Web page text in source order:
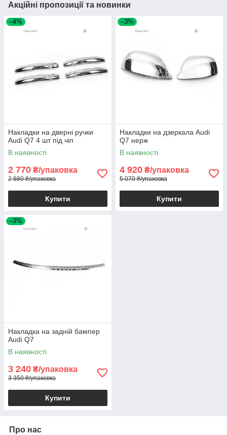
Акційні пропозиції та новинки
–4%
Накладки на дверні ручки
Audi Q7 4 шт під чіп
В наявності
2 770 ₴/упаковка
2 880 ₴/упаковка
Купити
–3%
Накладки на дзеркала Audi
Q7 нерж
В наявності
4 920 ₴/упаковка
5 070 ₴/упаковка
Купити
–3%
Накладка на задній бампер
Audi Q7
В наявності
3 240 ₴/упаковка
3 350 ₴/упаковка
Купити
Про нас